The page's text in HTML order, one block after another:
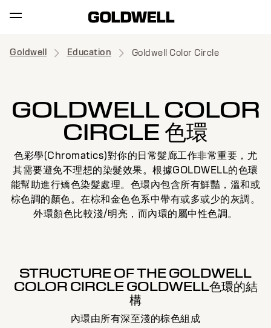
Goldwell Education Goldwell Color Circle
GOLDWELL COLOR
CIRCLE 色環
色彩學(Chromatics)對你的日常髮廊工作非常重要，尤
其需要避免不理想的染髮效果。根據GOLDWELL的色環
能幫助進行矯色染髮處理。色環內包含所有鮮豔，溫和或
棕色調的顏色。在棕和金色色系中帶有或多或少的灰調。
外環顏色比較淺/明亮，而內環的屬中性色調。
STRUCTURE OF THE GOLDWELL
COLOR CIRCLE GOLDWELL色環的結
構
內環由所有深至淺的棕色組成